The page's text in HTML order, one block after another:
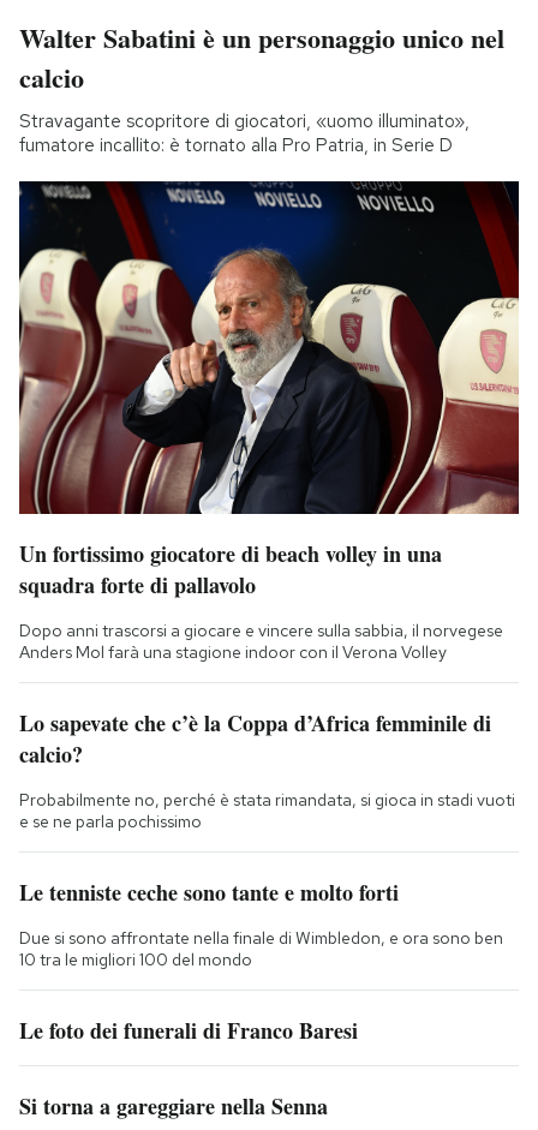
Walter Sabatini è un personaggio unico nel
calcio
Stravagante scopritore di giocatori, «uomo illuminato»,
fumatore incallito: è tornato alla Pro Patria, in Serie D
Un fortissimo giocatore di beach volley in una
squadra forte di pallavolo
Dopo anni trascorsi a giocare e vincere sulla sabbia, il norvegese
Anders Mol farà una stagione indoor con il Verona Volley
Lo sapevate che c’è la Coppa d’Africa femminile di
calcio?
Probabilmente no, perché è stata rimandata, si gioca in stadi vuoti
e se ne parla pochissimo
Le tenniste ceche sono tante e molto forti
Due si sono affrontate nella finale di Wimbledon, e ora sono ben
10 tra le migliori 100 del mondo
Le foto dei funerali di Franco Baresi
Si torna a gareggiare nella Senna